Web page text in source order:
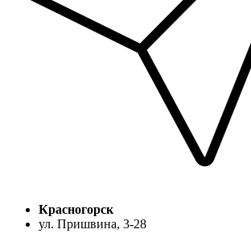
Красногорск
ул. Пришвина, 3-28